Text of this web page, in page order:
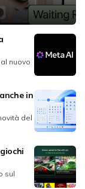
nuovo
in
del
sul